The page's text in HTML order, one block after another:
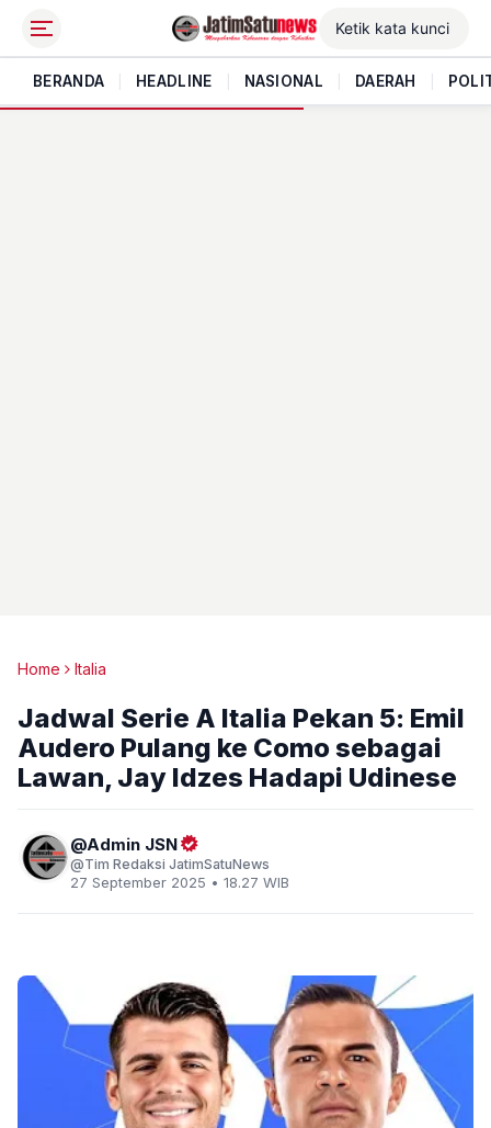
BERANDA HEADLINE NASIONAL DAERAH
Home Italia
Jadwal Serie A Italia Pekan 5: Emil
Audero Pulang ke Como sebagai
Lawan, Jay Idzes Hadapi Udinese
Admin JSN
Tim Redaksi JatimSatuNews
27 September 2025 • 18.27 WIB